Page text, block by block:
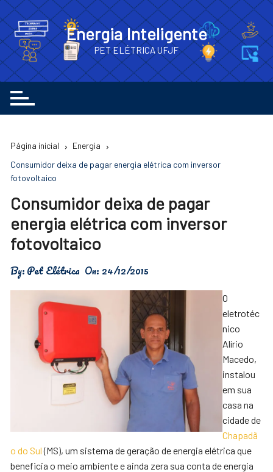
para
o
conteúdo
Energia Inteligente
PET ELÉTRICA UFJF
Página inicial
Energia
Consumidor deixa de pagar energia elétrica com inversor
fotovoltaico
Consumidor deixa de pagar
energia elétrica com inversor
fotovoltaico
By:Pet Elétrica On: 24/12/2015
O
eletrotéc
nico
Alírio
Macedo,
instalou
em sua
casa na
cidade de
Chapadã
o do Sul(MS), um sistema de geração de energia elétrica que
beneficia o meio ambiente e ainda zera sua conta de energia